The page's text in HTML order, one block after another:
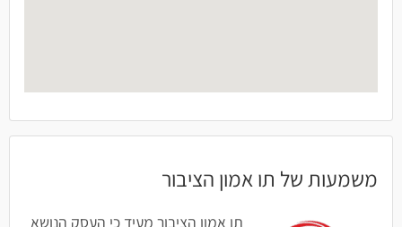
משמעות של תו אמון הציבור
תו אמון הציבור מעיד כי העסק הנושא